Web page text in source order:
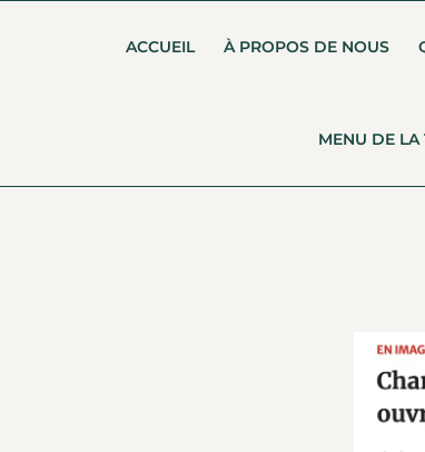
ACCUEIL À PROPOS DE NOUS
MENU DE LA